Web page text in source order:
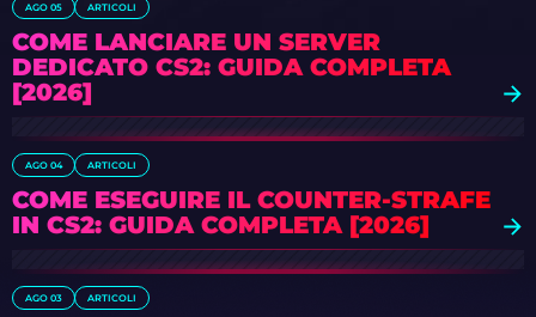
AGO 05 ARTICOLI
COME LANCIARE UN SERVER
DEDICATO CS2: GUIDA COMPLETA
[2026]
AGO 04 ARTICOLI
COME ESEGUIRE IL COUNTER-STRAFE
IN CS2: GUIDA COMPLETA [2026]
AGO 03 ARTICOLI